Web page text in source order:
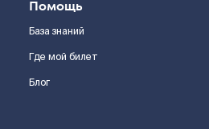
Помощь
База знаний
Где мой билет
Блог